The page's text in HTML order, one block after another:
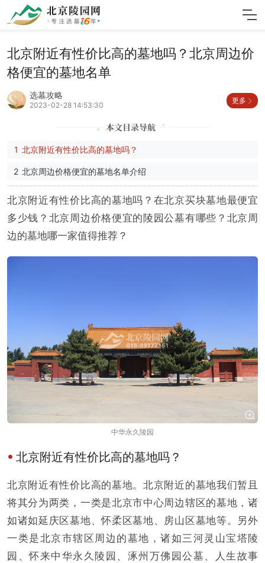
北京附近有性价比高的墓地吗？北京周边价
格便宜的墓地名单
选墓攻略
2023-02-28 14:53:30
更多
北京附近有性价比高的墓地吗？
北京周边价格便宜的墓地名单介绍
北京附近有性价比高的墓地吗？在北京买块墓地最便宜
多少钱？北京周边价格便宜的陵园公墓有哪些？北京周
边的墓地哪一家值得推荐？
中华永久陵园
北京附近有性价比高的墓地吗？
北京附近有性价比高的墓地。北京附近的墓地我们暂且
将其分为两类，一类是北京市中心周边辖区的墓地，诸
如诸如延庆区墓地、怀柔区墓地、房山区墓地等。另外
一类是北京市辖区周边的墓地，诸如三河灵山宝塔陵
园、怀来中华永久陵园、涿州万佛园公墓、人生故事